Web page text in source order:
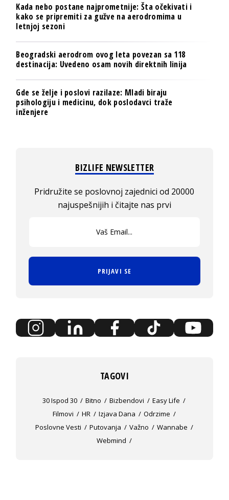
Kada nebo postane najprometnije: Šta očekivati i
kako se pripremiti za gužve na aerodromima u
letnjoj sezoni
Beogradski aerodrom ovog leta povezan sa 118
destinacija: Uvedeno osam novih direktnih linija
Gde se želje i poslovi razilaze: Mladi biraju
psihologiju i medicinu, dok poslodavci traže
inženjere
BIZLIFE NEWSLETTER
Pridružite se poslovnoj zajednici od 20000
najuspešnijih i čitajte nas prvi
PRIJAVI SE
TAGOVI
30 Ispod 30 Bitno Bizbendovi
Easy Life
Filmovi
HR Izjava Dana
Odrzime
Poslovne Vesti
Putovanja Važno
Wannabe
Webmind